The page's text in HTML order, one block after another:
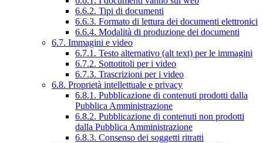
6.6.2. Tipi di documenti
6.6.3. Formato di lettura dei documenti elettronici
6.6.4. Modalità di produzione dei documenti
6.7. Immagini e video
6.7.1. Testo alternativo (alt text) per le immagini
6.7.2. Sottotitoli per i video
6.7.3. Trascrizioni per i video
6.8. Proprietà intellettuale e privacy
6.8.1. Pubblicazione di contenuti prodotti dalla
Pubblica Amministrazione
6.8.2. Pubblicazione di contenuti non prodotti
dalla Pubblica Amministrazione
6.8.3. Consenso dei soggetti ritratti